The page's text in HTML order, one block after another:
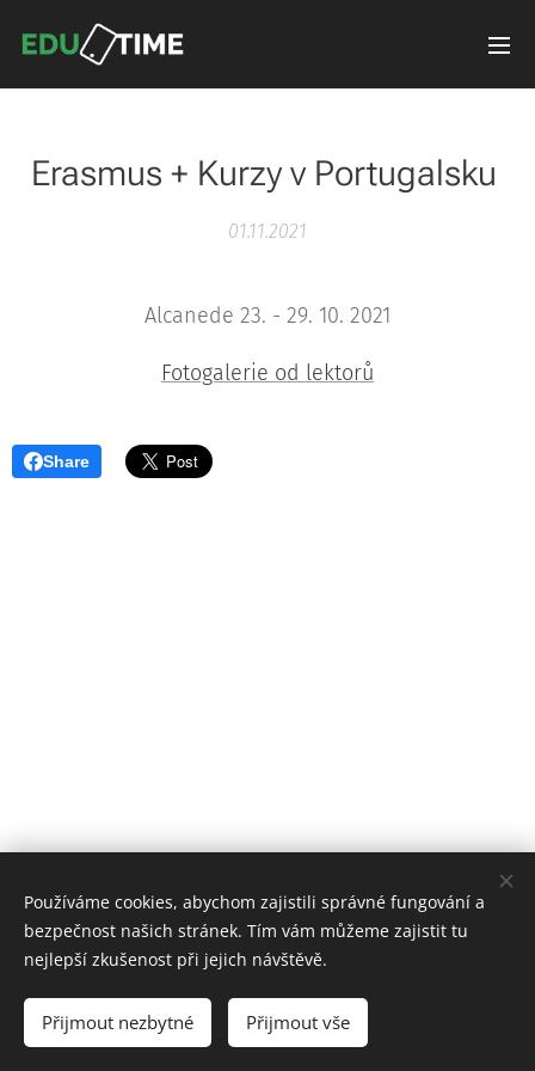
Erasmus + Kurzy v Portugalsku
01.11.2021
Alcanede 23. - 29. 10. 2021
Fotogalerie od lektorů
Share
© 2026 EDUTIME
Používáme cookies, abychom zajistili správné fungování a
bezpečnost našich stránek. Tím vám můžeme zajistit tu
nejlepší zkušenost při jejich návštěvě.
Přijmout nezbytné Přijmout vše